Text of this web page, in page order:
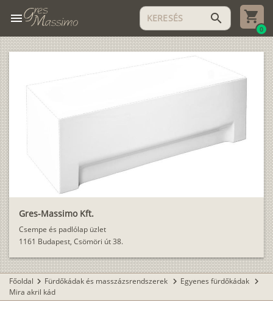
menu search
0
Gres-Massimo Kft.
Csempe és padlólap üzlet
1161 Budapest, Csömöri út 38.
Főoldal chevron_right Fürdőkádak és masszázsrendszerek chevron_right Egyenes fürdőkádak chevron_right
Mira akril kád